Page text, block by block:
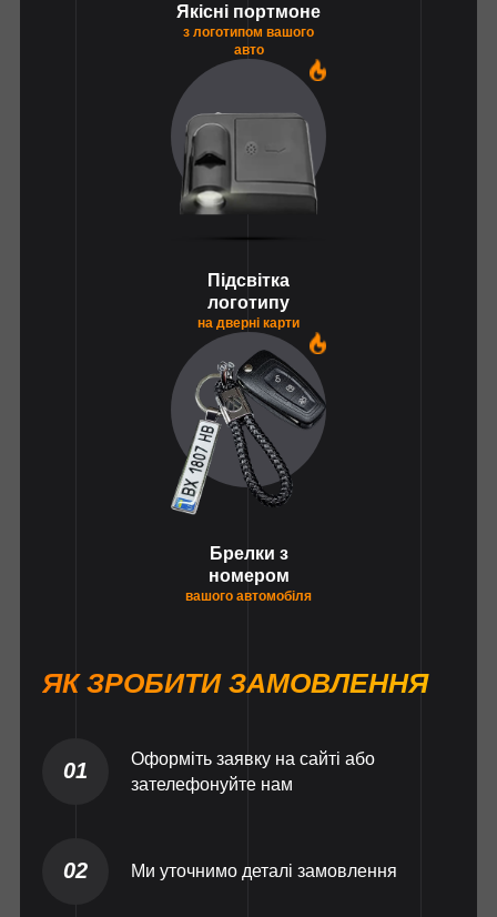
Якісні портмоне
з логотипом вашого
авто
Підсвітка
логотипу
на дверні карти
Брелки з
номером
вашого автомобіля
ЯК ЗРОБИТИ ЗАМОВЛЕННЯ
01
Оформіть заявку на сайті або
зателефонуйте нам
02 Ми уточнимо деталі замовлення